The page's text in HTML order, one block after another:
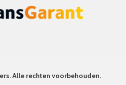
. Alle rechten voorbehouden.